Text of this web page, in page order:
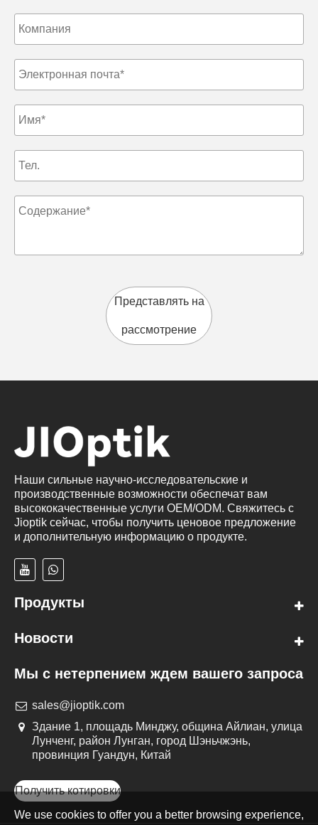
Представлять на
рассмотрение
Наши сильные научно-исследовательские и
производственные возможности обеспечат вам
высококачественные услуги OEM/ODM. Свяжитесь с
Jioptik сейчас, чтобы получить ценовое предложение
и дополнительную информацию о продукте.
Продукты
Новости
Мы с нетерпением ждем вашего запроса
sales@jioptik.com
Здание 1, площадь Минджу, община Айлиан, улица
Лунченг, район Лунган, город Шэньчжэнь,
провинция Гуандун, Китай
Получить котировки
We use cookies to offer you a better browsing experience,